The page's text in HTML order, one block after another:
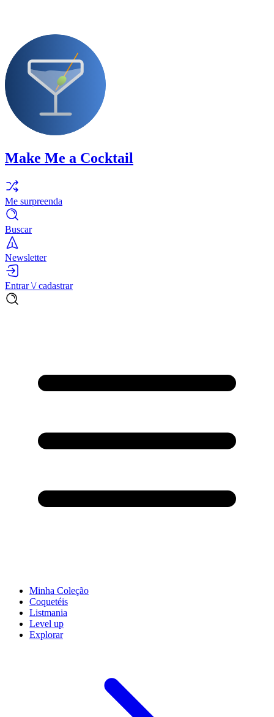
Make Me a Cocktail
Me surpreenda
Buscar
Newsletter
Entrar \/ cadastrar
Minha Coleção
Coquetéis
Listmania
Level up
Explorar